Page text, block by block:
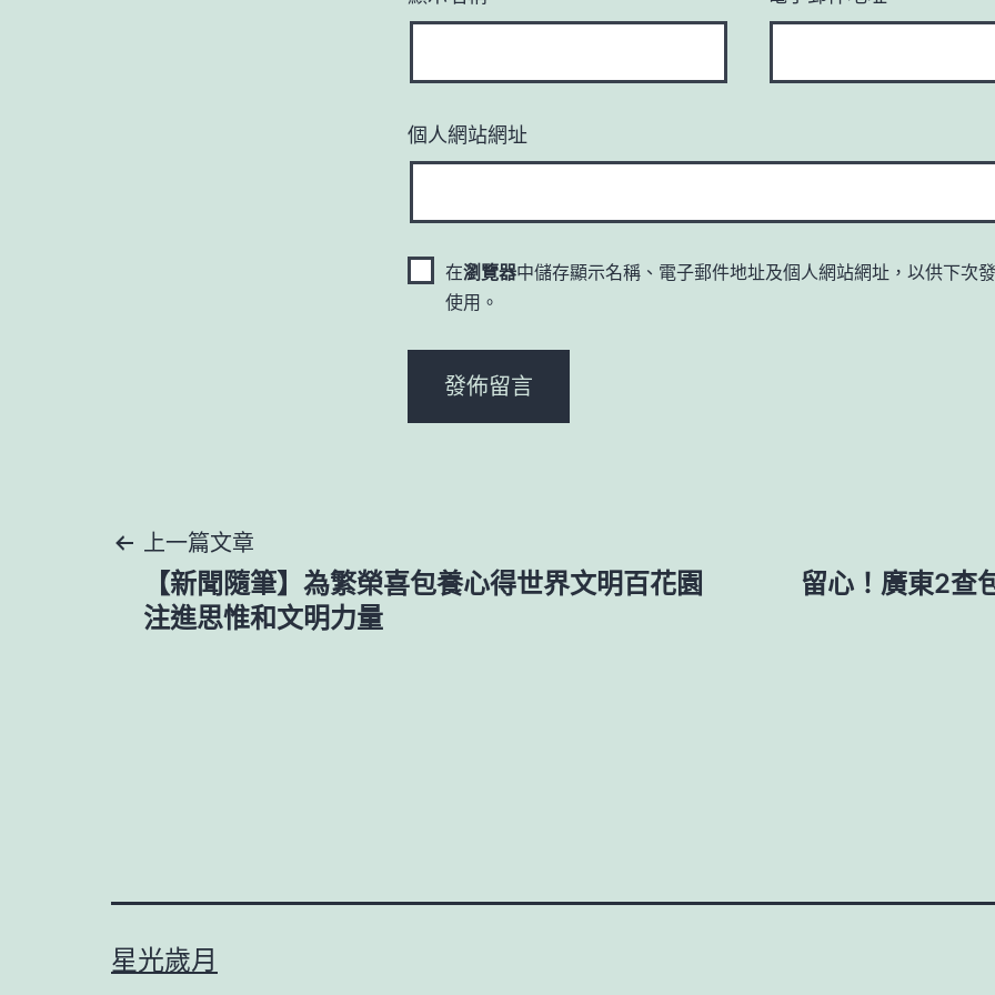
個人網站網址
在瀏覽器中儲存顯示名稱、電子郵件地址及個人網站網址，以供下次
使用。
文
章
上一篇文章
【新聞隨筆】為繁榮喜包養心得世界文明百花園
注進思惟和文明力​量
留心！廣東2查
星光歲月